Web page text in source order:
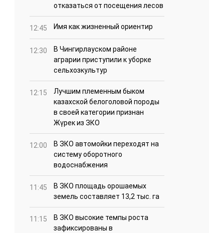
отказаться от посещения лесов
12:45 Имя как жизненный ориентир
12:30
В Чингирлауском районе
аграрии приступили к уборке
сельхозкультур
12:15
Лучшим племенным быком
казахской белоголовой породы
в своей категории признан
Жүрек из ЗКО
12:00
В ЗКО автомойки переходят на
систему оборотного
водоснабжения
11:45
В ЗКО площадь орошаемых
земель составляет 13,2 тыс. га
11:15
В ЗКО высокие темпы роста
зафиксированы в